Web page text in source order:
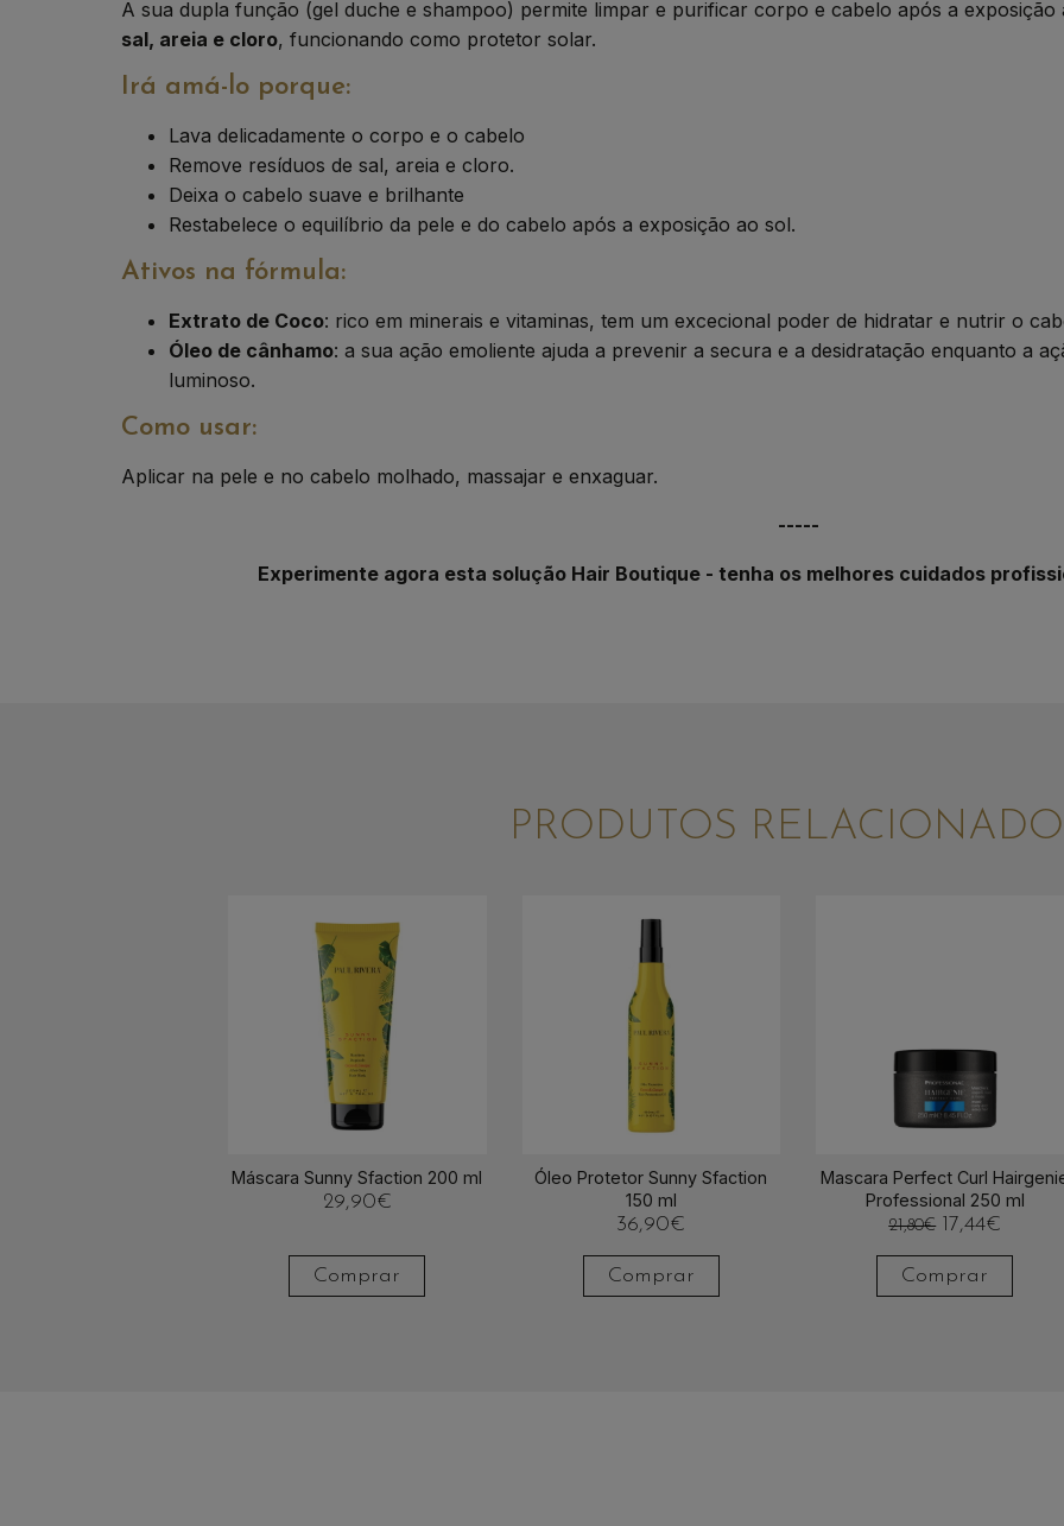
A sua dupla função (gel duche e shampoo) permite limpar e purificar corpo e cabelo após a
sal, areia e cloro, funcionando como protetor solar.
Irá amá-lo porque:
Lava delicadamente o corpo e o cabelo
Remove resíduos de sal, areia e cloro.
Deixa o cabelo suave e brilhante
Restabelece o equilíbrio da pele e do cabelo após a exposição ao sol.
Ativos na fórmula:
Extrato de Coco: rico em minerais e vitaminas, tem um excecional poder de hidratar e nutrir o
Óleo de cânhamo: a sua ação emoliente ajuda a prevenir a secura e a desidratação enquanto a
luminoso.
Como usar:
Aplicar na pele e no cabelo molhado, massajar e enxaguar.
-----
Experimente agora esta solução Hair Boutique - tenha os melhores cuidados
PRODUTOS
Máscara Sunny Sfaction 200 ml
29,90€
Comprar
Óleo Protetor Sunny Sfaction
150 ml
36,90€
Comprar
Mascara Perfect Curl
Professional 250 ml
21,80€ 17,44€
Comprar